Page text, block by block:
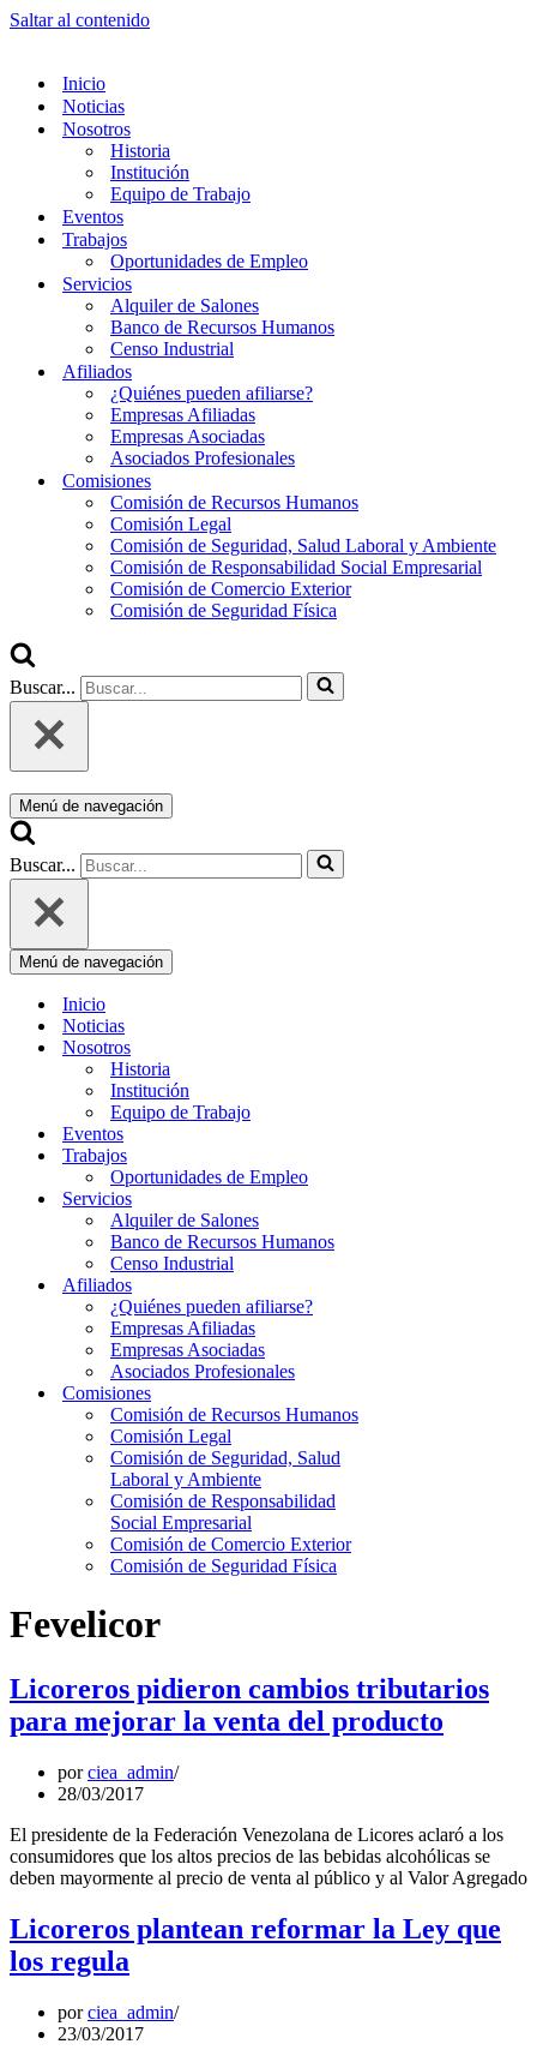
Saltar al contenido
Inicio
Noticias
Nosotros
Historia
Institución
Equipo de Trabajo
Eventos
Trabajos
Oportunidades de Empleo
Servicios
Alquiler de Salones
Banco de Recursos Humanos
Censo Industrial
Afiliados
¿Quiénes pueden afiliarse?
Empresas Afiliadas
Empresas Asociadas
Asociados Profesionales
Comisiones
Comisión de Recursos Humanos
Comisión Legal
Comisión de Seguridad, Salud Laboral y Ambiente
Comisión de Responsabilidad Social Empresarial
Comisión de Comercio Exterior
Comisión de Seguridad Física
Buscar...
Menú de navegación
Buscar...
Menú de navegación
Inicio
Noticias
Nosotros
Historia
Institución
Equipo de Trabajo
Eventos
Trabajos
Oportunidades de Empleo
Servicios
Alquiler de Salones
Banco de Recursos Humanos
Censo Industrial
Afiliados
¿Quiénes pueden afiliarse?
Empresas Afiliadas
Empresas Asociadas
Asociados Profesionales
Comisiones
Comisión de Recursos Humanos
Comisión Legal
Comisión de Seguridad, Salud
Laboral y Ambiente
Comisión de Responsabilidad
Social Empresarial
Comisión de Comercio Exterior
Comisión de Seguridad Física
Fevelicor
Licoreros pidieron cambios tributarios
para mejorar la venta del producto
porciea_admin
28/03/2017
El presidente de la Federación Venezolana de Licores aclaró a los
consumidores que los altos precios de las bebidas alcohólicas se
deben mayormente al precio de venta al público y al Valor Agregado
Licoreros plantean reformar la Ley que
los regula
porciea_admin
23/03/2017